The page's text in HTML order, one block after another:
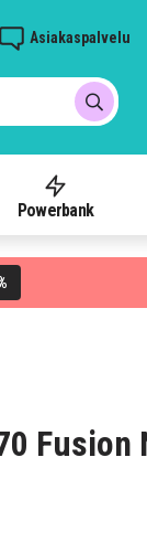
Asiakaspalvelu
Powerbank
Fusion